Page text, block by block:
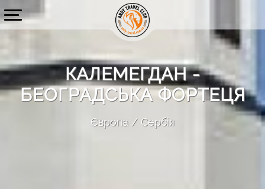
КАЛЕМЕГДАН -
БЕОГРАДСЬКА ФОРТЕЦЯ
Європа Сербія